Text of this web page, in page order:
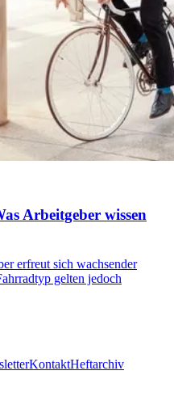
Arbeitgeber wissen
erfreut sich wachsender
gelten jedoch
KontaktHeftarchiv